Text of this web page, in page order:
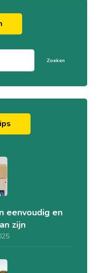
Zoeken
eenvoudig en
zijn